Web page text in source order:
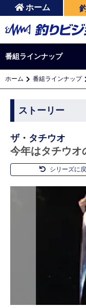
ホーム
番組ラインナップ
ホーム 番組ラインナップ
ストーリー
ザ・タチウオ
今年はタチウオ
シリーズに